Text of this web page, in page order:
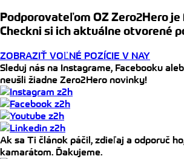
Podporovateľom OZ Zero2Hero je
Checkni si ich aktuálne otvorené
ZOBRAZIŤ VOĽNÉ POZÍCIE V NAY
Sleduj nás na Instagrame, Facebooku
neušli žiadne Zero2Hero novinky!
Ak sa Ti článok páčil, zdieľaj a odporuč
kamarátom. Ďakujeme.